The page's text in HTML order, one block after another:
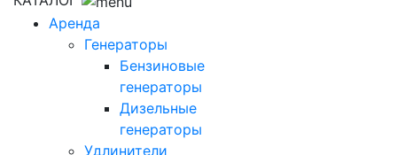
Аренда
Генераторы
Бензиновые
генераторы
Дизельные
генераторы
Удлинители